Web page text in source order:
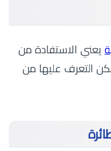
يعني الاستفادة من
التعرف عليها من